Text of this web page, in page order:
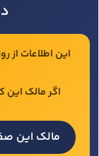
این اطلاعات
اگر مالک
مالک این